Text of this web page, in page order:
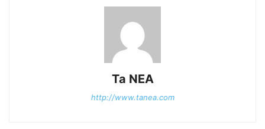
Ta NEA
http://www.tanea.com